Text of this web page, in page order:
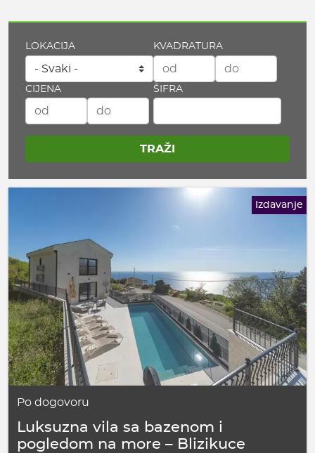
LOKACIJA KVADRATURA
CIJENA ŠIFRA
Izdavanje
Po dogovoru
Luksuzna vila sa bazenom i
pogledom na more – Blizikuce